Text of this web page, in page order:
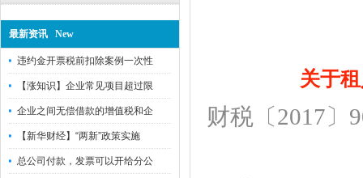
最新资讯 New
违约金开票税前扣除案例一次性
【涨知识】企业常见项目超过限
企业之间无偿借款的增值税和企
【新华财经】“两新”政策实施
总公司付款，发票可以开给分公
关于
财税〔2017〕